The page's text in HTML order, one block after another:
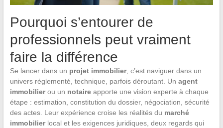
Pourquoi s’entourer de
professionnels peut vraiment
faire la différence
Se lancer dans un projet immobilier, c’est naviguer dans un
univers réglementé, technique, parfois déroutant. Un agent
immobilierou un notaireapporte une vision experte à chaque
étape : estimation, constitution du dossier, négociation, sécurité
des actes. Leur expérience croise les réalités du marché
immobilierlocal et les exigences juridiques, deux regards qui